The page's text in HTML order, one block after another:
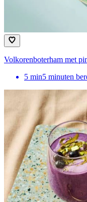
Volkorenboterham met
5 min5 minuten